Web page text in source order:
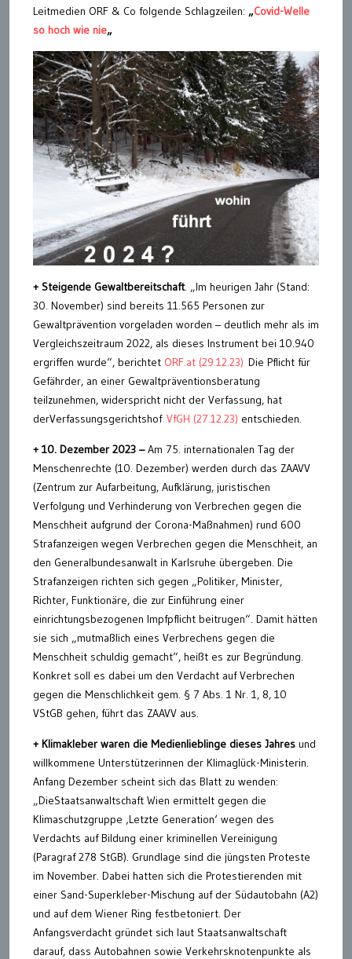
Leitmedien ORF & Co folgende Schlagzeilen: „Covid-Welle
so hoch wie nie„
+ Steigende Gewaltbereitschaft. „Im heurigen Jahr (Stand:
30. November) sind bereits 11.565 Personen zur
Gewaltprävention vorgeladen worden – deutlich mehr als im
Vergleichszeitraum 2022, als dieses Instrument bei 10.940
ergriffen wurde“, berichtet ORF.at (29.12.23) Die Pflicht für
Gefährder, an einer Gewaltpräventionsberatung
teilzunehmen, widerspricht nicht der Verfassung, hat
derVerfassungsgerichtshof VfGH (27.12.23) entschieden.
+ 10. Dezember 2023 –Am 75. internationalen Tag der
Menschenrechte (10. Dezember) werden durch das ZAAVV
(Zentrum zur Aufarbeitung, Aufklärung, juristischen
Verfolgung und Verhinderung von Verbrechen gegen die
Menschheit aufgrund der Corona-Maßnahmen) rund 600
Strafanzeigen wegen Verbrechen gegen die Menschheit, an
den Generalbundesanwalt in Karlsruhe übergeben. Die
Strafanzeigen richten sich gegen „Politiker, Minister,
Richter, Funktionäre, die zur Einführung einer
einrichtungsbezogenen Impfpflicht beitrugen“. Damit hätten
sie sich „mutmaßlich eines Verbrechens gegen die
Menschheit schuldig gemacht“, heißt es zur Begründung.
Konkret soll es dabei um den Verdacht auf Verbrechen
gegen die Menschlichkeit gem. § 7 Abs. 1 Nr. 1, 8, 10
VStGB gehen, führt das ZAAVV aus.
+ Klimakleber waren die Medienlieblinge dieses Jahres und
willkommene Unterstützerinnen der Klimaglück-Ministerin.
Anfang Dezember scheint sich das Blatt zu wenden:
„DieStaatsanwaltschaft Wien ermittelt gegen die
Klimaschutzgruppe ‚Letzte Generation‘ wegen des
Verdachts auf Bildung einer kriminellen Vereinigung
(Paragraf 278 StGB). Grundlage sind die jüngsten Proteste
im November. Dabei hatten sich die Protestierenden mit
einer Sand-Superkleber-Mischung auf der Südautobahn (A2)
und auf dem Wiener Ring festbetoniert. Der
Anfangsverdacht gründet sich laut Staatsanwaltschaft
darauf, dass Autobahnen sowie Verkehrsknotenpunkte als